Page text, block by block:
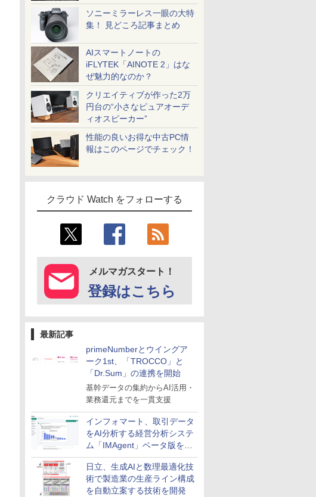
ソニーミラーレス一眼の大特
集！ 見どころ記事まとめ
AIスマートノートの
iFLYTEK「AINOTE 2」はな
ぜ魅力的なのか？
クリエイティブが作った2万
円台の“小さなピュアオーデ
ィオスピーカー”
性能の良いお得な中古PC情
報はこのページでチェック！
クラウド Watch をフォローする
メルマガスタート！
登録はこちら
最新記事
primeNumberとウイングア
ーク1st、「TROCCO」と
「Dr.Sum」の連携を開始
基幹データの集約からAI活用・
業務還元までを一貫支援
インフォマート、取引データ
をAI分析する経営分析システ
ム「IMAgent」ベータ版を提
供
日立、生成AIと数理最適化技
術で製造業の生産ライン構成
を自動立案する技術を開発